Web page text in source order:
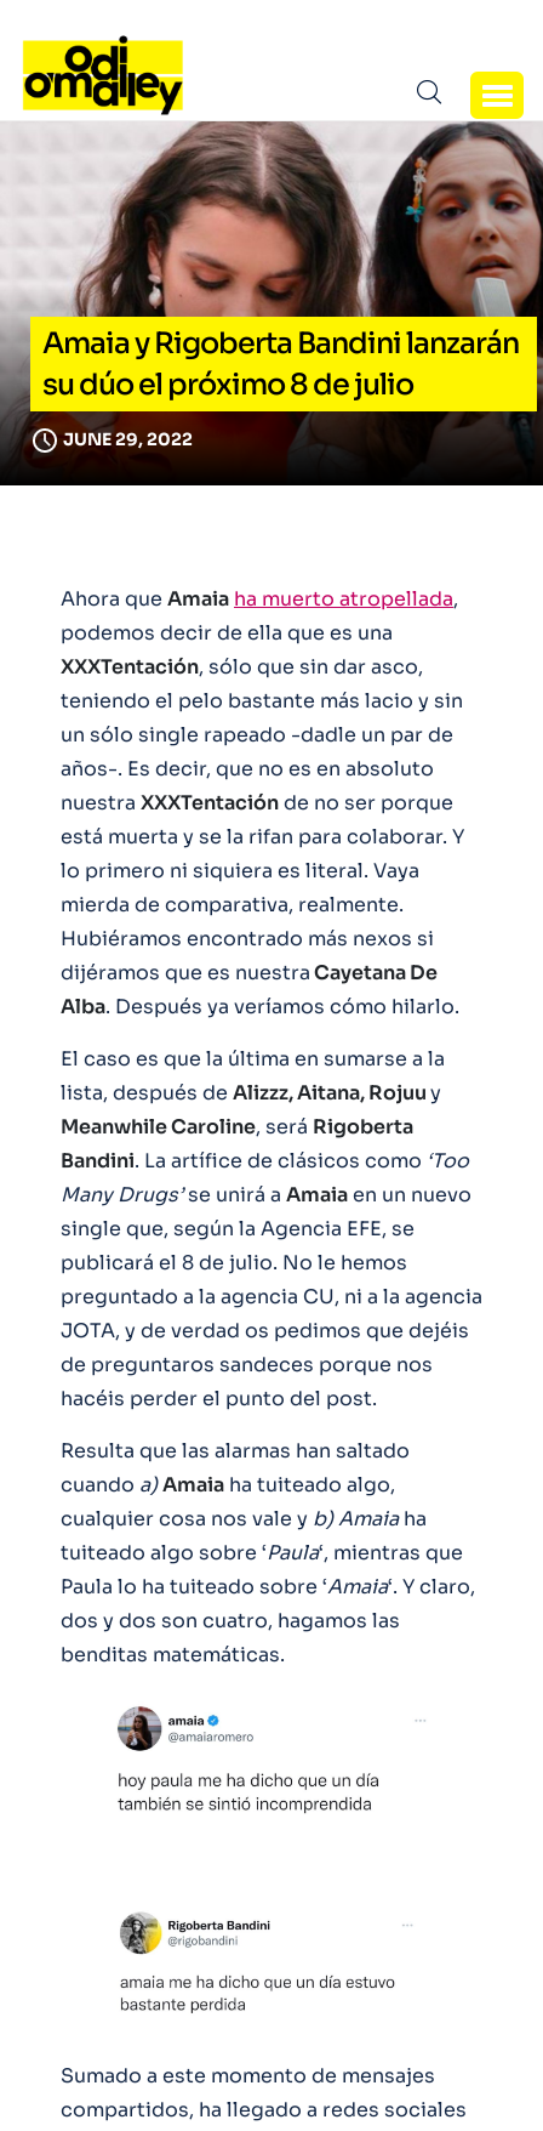
Amaia y Rigoberta Bandini lanzarán
su dúo el próximo 8 de julio
JUNE 29, 2022
Ahora que Amaia ha muerto atropellada,
podemos decir de ella que es una
XXXTentación, sólo que sin dar asco,
teniendo el pelo bastante más lacio y sin
un sólo single rapeado -dadle un par de
años-. Es decir, que no es en absoluto
nuestra XXXTentaciónde no ser porque
está muerta y se la rifan para colaborar. Y
lo primero ni siquiera es literal. Vaya
mierda de comparativa, realmente.
Hubiéramos encontrado más nexos si
dijéramos que es nuestraCayetana De
Alba. Después ya veríamos cómo hilarlo.
El caso es que la última en sumarse a la
lista, después de Alizzz, Aitana, Rojuuy
Meanwhile Caroline, será Rigoberta
Bandini. La artífice de clásicos como ‘Too
Many Drugs’se unirá a Amaiaen un nuevo
single que, según la Agencia EFE, se
publicará el 8 de julio. No le hemos
preguntado a la agencia CU, ni a la agencia
JOTA, y de verdad os pedimos que dejéis
de preguntaros sandeces porque nos
hacéis perder el punto del post.
Resulta que las alarmas han saltado
cuando a)Amaia ha tuiteado algo,
cualquier cosa nos vale y b)Amaiaha
tuiteado algo sobre ‘Paula‘, mientras que
Paula lo ha tuiteado sobre ‘Amaia‘. Y claro,
dos y dos son cuatro, hagamos las
benditas matemáticas.
Sumado a este momento de mensajes
compartidos, ha llegado a redes sociales